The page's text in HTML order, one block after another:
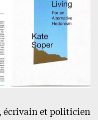
écrivain et politicien